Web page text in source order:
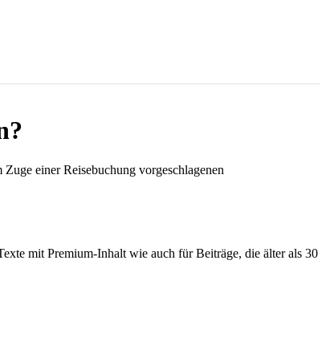
einer Reisebuchung vorgeschlagenen
mit Premium-Inhalt wie auch für Beiträge, die älter als 30